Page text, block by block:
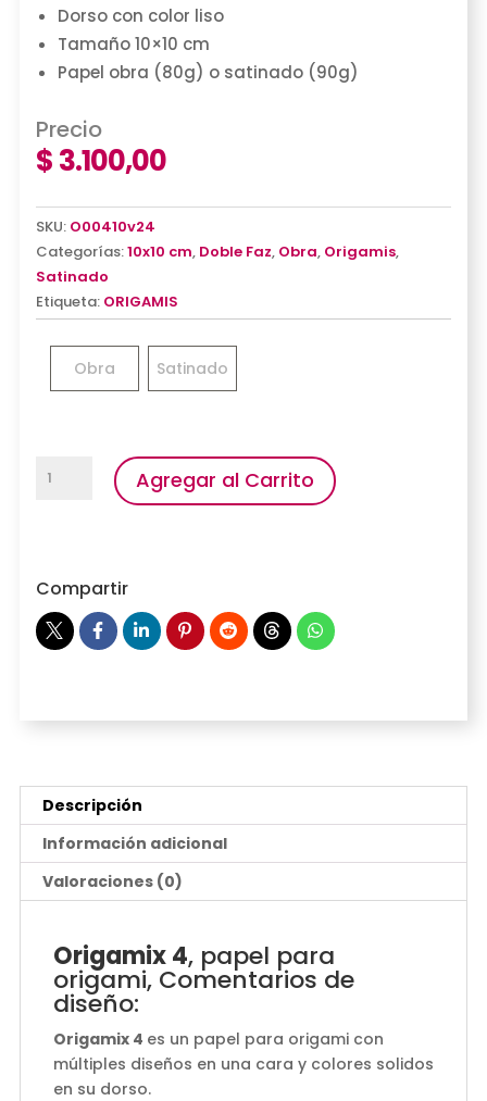
Dorso con color liso
Tamaño 10×10 cm
Papel obra (80g) o satinado (90g)
Precio
$3.100,00
SKU: O00410v24
Categorías:10x10 cm, Doble Faz, Obra, Origamis,
Satinado
Etiqueta: ORIGAMIS
Obra Satinado
Origamix
Agregar al Carrito
Compartir
Descripción
Información adicional
Valoraciones (0)
Origamix 4, papel para
origami, Comentarios de
diseño:
Origamix 4 es un papel para origami con
múltiples diseños en una cara y colores solidos
en su dorso.